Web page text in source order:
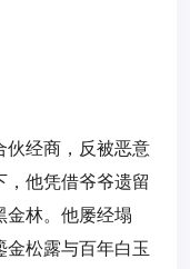
伙经商，反被恶意
他凭借爷爷遗留
金林。他屡经塌
松露与百年白玉